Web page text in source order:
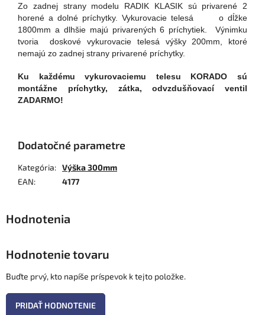
Zo zadnej strany modelu RADIK KLASIK sú privarené 2
horené a dolné príchytky. Vykurovacie telesá o dĺžke
1800mm a dlhšie majú privarených 6 príchytiek. Výnimku
tvoria doskové vykurovacie telesá výšky 200mm, ktoré
nemajú zo zadnej strany privarené príchytky.
Ku každému vykurovaciemu telesu KORADO sú
montážne príchytky, zátka, odvzdušňovací ventil
ZADARMO!
Dodatočné parametre
Kategória: Výška 300mm
EAN: 4177
Hodnotenie tovaru
Buďte prvý, kto napíše príspevok k tejto položke.
PRIDAŤ HODNOTENIE